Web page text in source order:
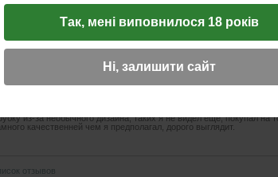
из-за необычного дизайна, таких я не видел ещё, покупал
качественней чем я предполагал, дорого выглядит.
отзывов
Так, мені виповнилося 18 років
Ні, залишити сайт